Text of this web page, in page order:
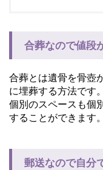
合葬なので値段
合葬とは遺骨を骨壺
に埋葬する方法です。
個別のスペースも個
することができます。
郵送なので自分